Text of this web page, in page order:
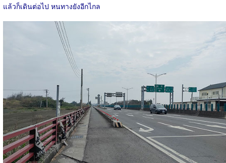
แล้วก็เดินต่อไป หนทางยังอีกไกล